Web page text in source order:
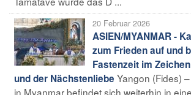
20 Februar 2026
ASIEN/MYANMAR -
zum Frieden auf und
Fastenzeit im
und der Nächstenliebe Yangon (Fides)
in Myanmar befindet sich weiterhin in